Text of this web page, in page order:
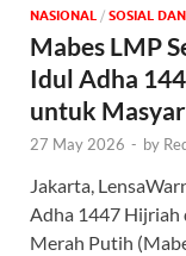
NASIONAL / SOSIAL
Mabes LMP
Idul Adha
untuk
27 May 2026 - by
Jakarta,
Adha 1447 Hijriah
Merah Putih